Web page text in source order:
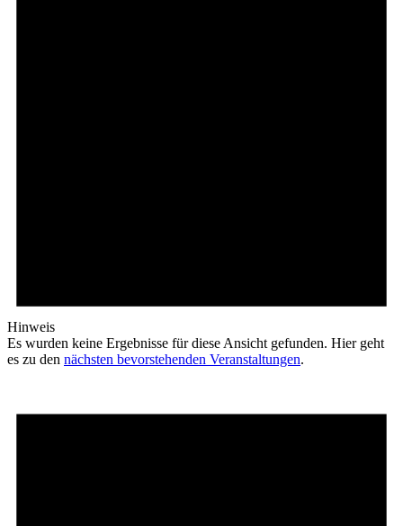
Hinweis
Es wurden keine Ergebnisse für diese Ansicht gefunden. Hier geht
es zu den nächsten bevorstehenden Veranstaltungen.